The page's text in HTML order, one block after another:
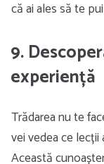
că ai ales să te
9.
experiență
Trădarea nu te
vei vedea ce lecții
Această